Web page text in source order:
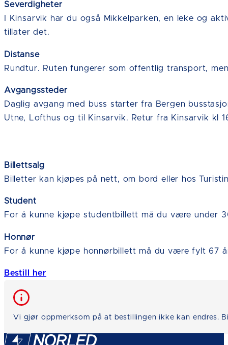
Severdigheter
I Kinsarvik har du også Mikkelparken, en leke og
tillater det.
Distanse
Rundtur. Ruten fungerer som offentlig transport,
Avgangssteder
Daglig avgang med buss starter fra Bergen
Utne, Lofthus og til Kinsarvik. Retur fra Kinsarvik kl
Billettsalg
Billetter kan kjøpes på nett, om bord eller hos
Student
For å kunne kjøpe studentbillett må du være under
Honnør
For å kunne kjøpe honnørbillett må du være fylt 67
Bestill her
Vi gjør oppmerksom på at bestillingen ikke kan endres.